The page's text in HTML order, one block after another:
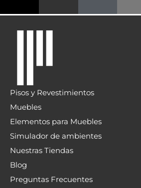
Pisos y Revestimientos
Muebles
Elementos para Muebles
Simulador de ambientes
Nuestras Tiendas
Blog
Preguntas Frecuentes